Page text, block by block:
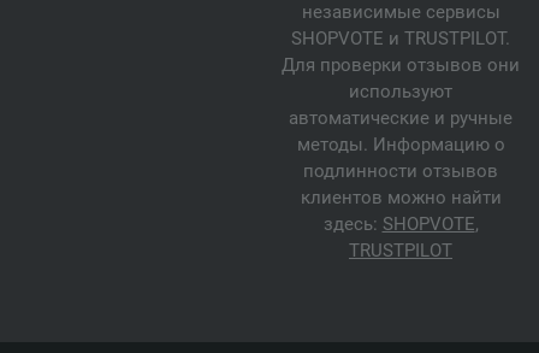
независимые сервисы
SHOPVOTE и TRUSTPILOT.
Для проверки отзывов они
используют
автоматические и ручные
методы. Информацию о
подлинности отзывов
клиентов можно найти
здесь: SHOPVOTE,
TRUSTPILOT